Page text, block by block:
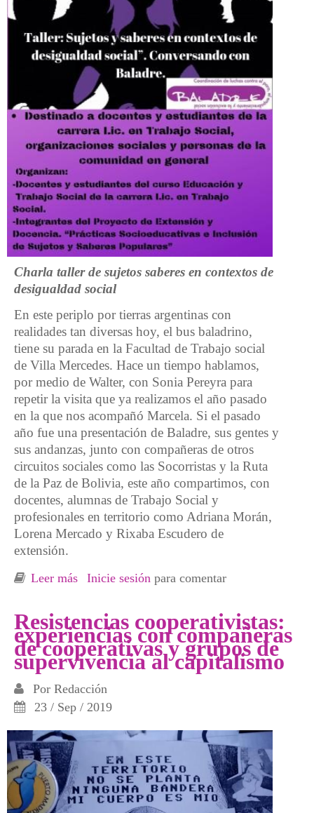
Charla taller de sujetos saberes en contextos de
desigualdad social
En este periplo por tierras argentinas con
realidades tan diversas hoy, el bus baladrino,
tiene su parada en la Facultad de Trabajo social
de Villa Mercedes. Hace un tiempo hablamos,
por medio de Walter, con Sonia Pereyra para
repetir la visita que ya realizamos el año pasado
en la que nos acompañó Marcela. Si el pasado
año fue una presentación de Baladre, sus gentes y
sus andanzas, junto con compañeras de otros
circuitos sociales como las Socorristas y la Ruta
de la Paz de Bolivia, este año compartimos, con
docentes, alumnas de Trabajo Social y
profesionales en territorio como Adriana Morán,
Lorena Mercado y Rixaba Escudero de
extensión.
Leer más sobre Villa Mercedes: Donde la universidad
Inicie sesión para comentar
Resistencias cooperativistas:
experiencias con compañeras
de cooperativas y grupos de
supervivencia al capitalismo
Por Redacción
23 / Sep / 2019